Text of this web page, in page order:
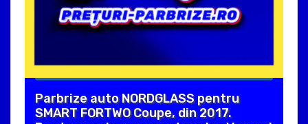
Parbrize auto NORDGLASS pentru
SMART FORTWO Coupe, din 2017.